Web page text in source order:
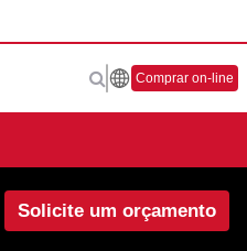
Comprar on-line
Solicite um orçamento